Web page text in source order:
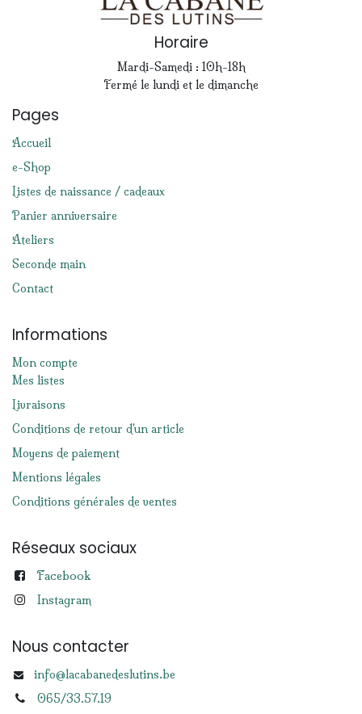
Horaire
Mardi-Samedi : 10h-18h
Fermé le lundi et le dimanche
Pages
Accueil
e-Shop
Listes de naissance / cadeaux
Panier anniversaire
Ateliers
Seconde main
Contact
Informations
Mon compte
Mes listes
Livraisons
Conditions de retour d'un article
Moyens de paiement
Mentions légales
Conditions générales de ventes
Réseaux sociaux
Facebook
Instagram
Nous contacter
info@lacabanedeslutins.be
065/33.57.19